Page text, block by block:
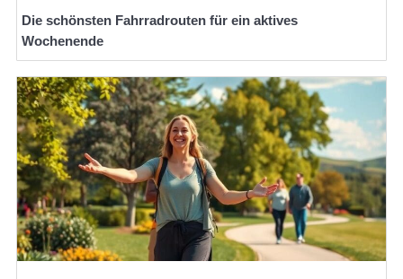
Die schönsten Fahrradrouten für ein aktives
Wochenende